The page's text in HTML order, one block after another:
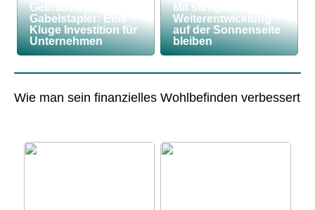
Gebrauchte
Gabelstapler: Eine
Kluge Investition für
Unternehmen
Mit stetiger
Weiterentwicklung
auf der Sonnenseite
bleiben
Wie man sein finanzielles Wohlbefinden verbessert